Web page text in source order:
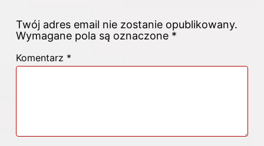
Twój adres email nie zostanie opublikowany.
Wymagane pola są oznaczone *
Komentarz *